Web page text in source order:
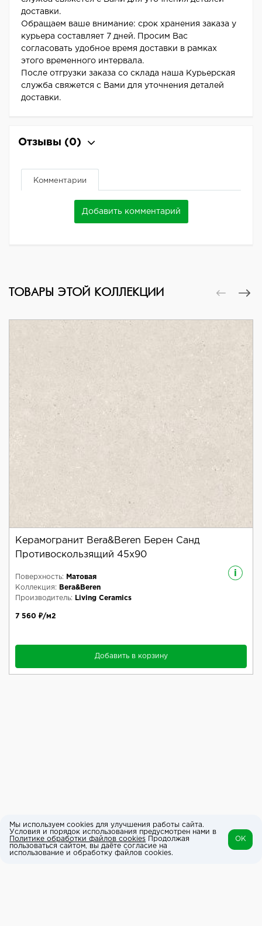
доставки.
Обращаем ваше внимание: срок хранения заказа у
курьера составляет 7 дней. Просим Вас
согласовать удобное время доставки в рамках
этого временного интервала.
После отгрузки заказа со склада наша Курьерская
служба свяжется с Вами для уточнения деталей
доставки.
Отзывы (0)
Комментарии
Добавить комментарий
ТОВАРЫ ЭТОЙ КОЛЛЕКЦИИ
Керамогранит Bera&Beren Берен Санд
Противоскользящий 45x90
i
Поверхность:
Матовая
Коллекция:
Bera&Beren
Производитель:
Living Ceramics
7 560 ₽/м2
Добавить в корзину
Мы используем cookies для улучшения работы сайта.
Условия и порядок использования предусмотрен нами в
Политике обработки файлов cookies Продолжая
пользоваться сайтом, вы даёте согласие на
использование и обработку файлов cookies.
OK